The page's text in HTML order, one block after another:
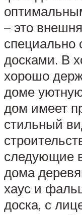
– это
специально
досками. В
хорошо
доме
дом имеет
стильный
следующие
дома
хаус и
доска, с